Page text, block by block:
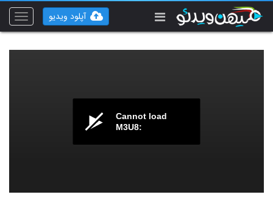
Toggle
آپلود ویدیو
Cannot load
M3U8: